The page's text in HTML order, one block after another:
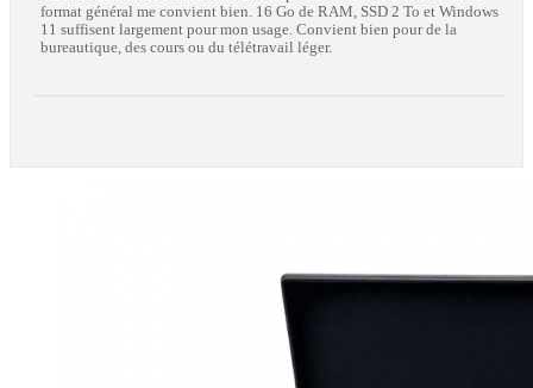
format général me convient bien. 16 Go de RAM, SSD 2 To et Windows
11 suffisent largement pour mon usage. Convient bien pour de la
bureautique, des cours ou du télétravail léger.